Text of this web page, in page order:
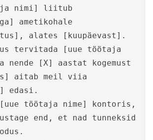
nimi] liitub
ametikohale
alates [kuupäevast].
tervitada [uue töötaja
nende [X] aastat kogemust
aitab meil viia
edasi.
töötaja nime] kontoris,
end, et nad tunneksid